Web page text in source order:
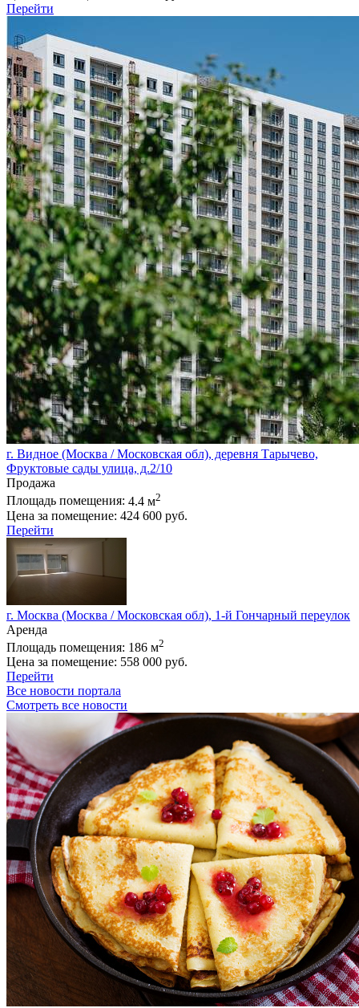
Перейти
г. Видное (Москва / Московская обл), деревня Тарычево,
Фруктовые сады улица, д.2/10
Продажа
Площадь помещения: 4.4 м2
Цена за помещение: 424 600 руб.
Перейти
г. Москва (Москва / Московская обл), 1-й Гончарный переулок
Аренда
Площадь помещения: 186 м2
Цена за помещение: 558 000 руб.
Перейти
Все новости портала
Смотреть все новости